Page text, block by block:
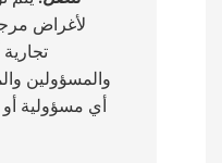
لأغراض
والمسؤولين
أي مسؤولية أو